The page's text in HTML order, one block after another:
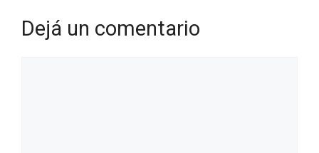
Dejá un comentario